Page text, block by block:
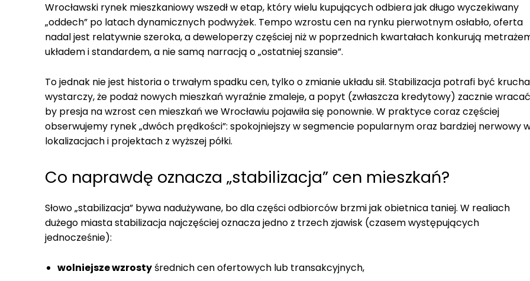
Wrocławski rynek mieszkaniowy wszedł w etap, który wielu kupujących odbiera jak długo wyczekiwany
„oddech” po latach dynamicznych podwyżek. Tempo wzrostu cen na rynku pierwotnym osłabło, oferta
nadal jest relatywnie szeroka, a deweloperzy częściej niż w poprzednich kwartałach konkurują
układem i standardem, a nie samą narracją o „ostatniej szansie”.
To jednak nie jest historia o trwałym spadku cen, tylko o zmianie układu sił. Stabilizacja potrafi być
wystarczy, że podaż nowych mieszkań wyraźnie zmaleje, a popyt (zwłaszcza kredytowy) zacznie
by presja na wzrost cen mieszkań we Wrocławiu pojawiła się ponownie. W praktyce coraz częściej
obserwujemy rynek „dwóch prędkości”: spokojniejszy w segmencie popularnym oraz bardziej nerwowy
lokalizacjach i projektach z wyższej półki.
Co naprawdę oznacza „stabilizacja” cen mieszkań?
Słowo „stabilizacja” bywa nadużywane, bo dla części odbiorców brzmi jak obietnica taniej. W realiach
dużego miasta stabilizacja najczęściej oznacza jedno z trzech zjawisk (czasem występujących
jednocześnie):
wolniejsze wzrostyśrednich cen ofertowych lub transakcyjnych,